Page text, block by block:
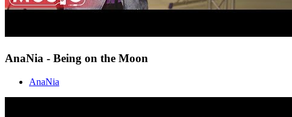
AnaNia - Being on the Moon
AnaNia